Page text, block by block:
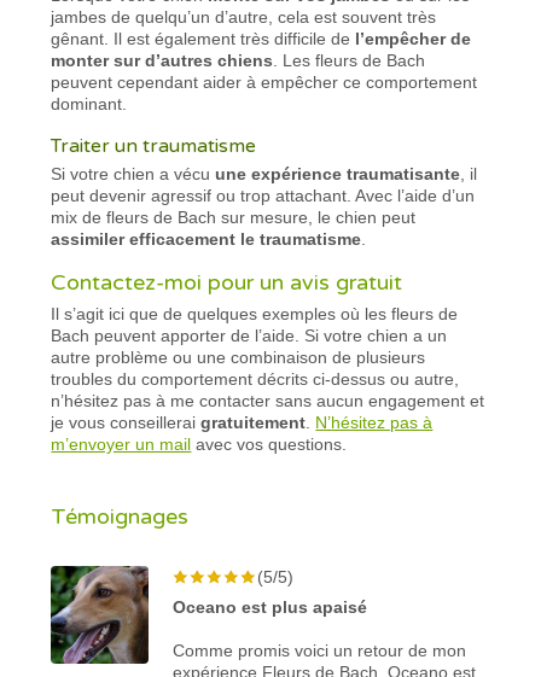
jambes de quelqu’un d’autre, cela est souvent très
gênant. Il est également très difficile de l’empêcher de
monter sur d’autres chiens. Les fleurs de Bach
peuvent cependant aider à empêcher ce comportement
dominant.
Traiter un traumatisme
Si votre chien a vécu une expérience traumatisante, il
peut devenir agressif ou trop attachant. Avec l’aide d’un
mix de fleurs de Bach sur mesure, le chien peut
assimiler efficacement le traumatisme.
Contactez-moi pour un avis gratuit
Il s’agit ici que de quelques exemples où les fleurs de
Bach peuvent apporter de l’aide. Si votre chien a un
autre problème ou une combinaison de plusieurs
troubles du comportement décrits ci-dessus ou autre,
n’hésitez pas à me contacter sans aucun engagement et
je vous conseilleraigratuitement. N’hésitez pas à
m’envoyer un mail avec vos questions.
Témoignages
(5/5)
Oceano est plus apaisé
Comme promis voici un retour de mon
expérience Fleurs de Bach. Oceano est